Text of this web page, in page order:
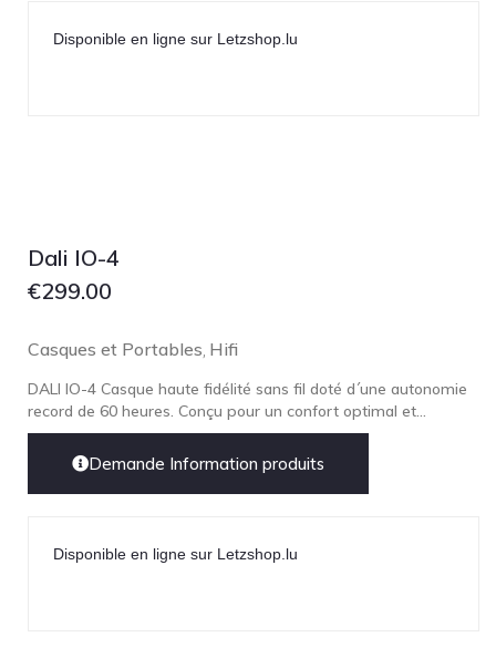
Disponible en ligne sur Letzshop.lu
Dali IO-4
€299.00
Casques et Portables Hifi
DALI IO-4 Casque haute fidélité sans fil doté d´une autonomie
record de 60 heures. Conçu pour un confort optimal et...
Demande Information produits
Disponible en ligne sur Letzshop.lu